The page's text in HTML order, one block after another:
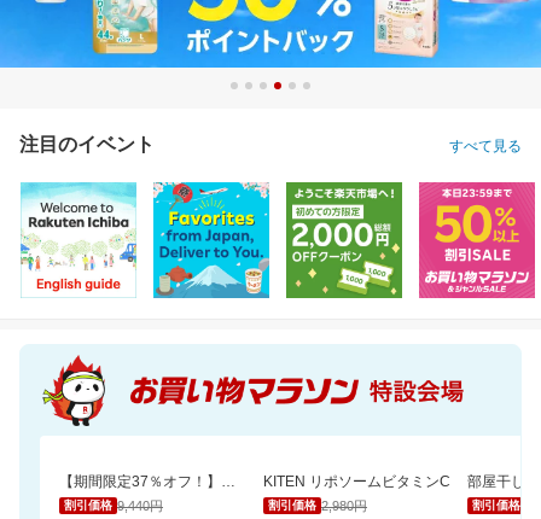
注目のイベント すべて見る
【期間限定37％オフ！】エアラブ4プラス ファンシート ベビーカーの暑さ対策
割引価格 9,440円
KITEN リポソームビタミンC
割引価格 2,980円 割引価格